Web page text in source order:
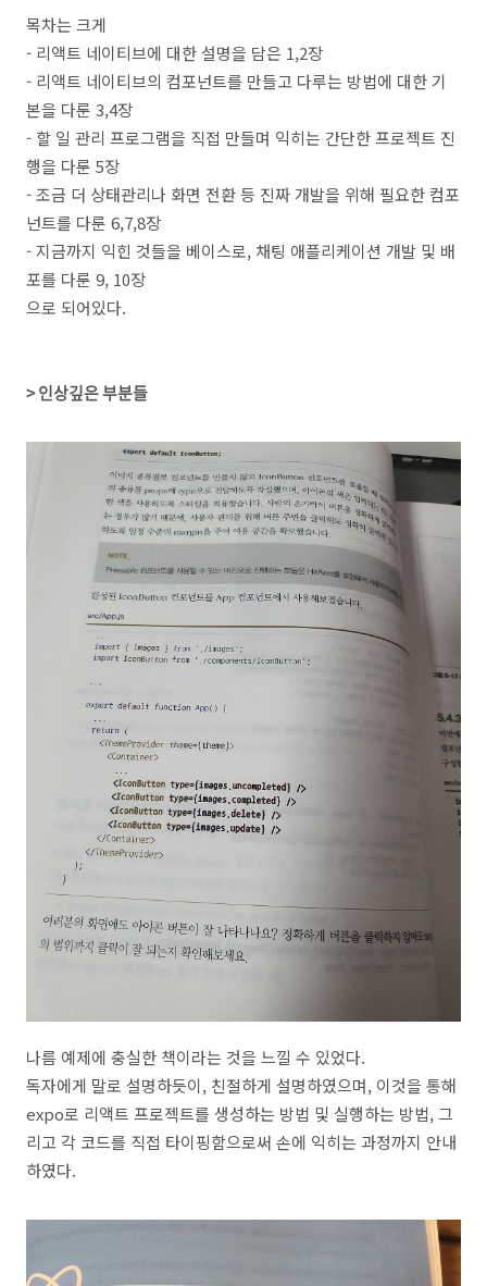
목차는 크게
- 리액트 네이티브에 대한 설명을 담은 1,2장
- 리액트 네이티브의 컴포넌트를 만들고 다루는 방법에 대한 기
본을 다룬 3,4장
- 할 일 관리 프로그램을 직접 만들며 익히는 간단한 프로젝트 진
행을 다룬 5장
- 조금 더 상태관리나 화면 전환 등 진짜 개발을 위해 필요한 컴포
넌트를 다룬 6,7,8장
- 지금까지 익힌 것들을 베이스로, 채팅 애플리케이션 개발 및 배
포를 다룬 9, 10장
으로 되어있다.
> 인상깊은 부분들
나름 예제에 충실한 책이라는 것을 느낄 수 있었다.
독자에게 말로 설명하듯이, 친절하게 설명하였으며, 이것을 통해
expo로 리액트 프로젝트를 생성하는 방법 및 실행하는 방법, 그
리고 각 코드를 직접 타이핑함으로써 손에 익히는 과정까지 안내
하였다.